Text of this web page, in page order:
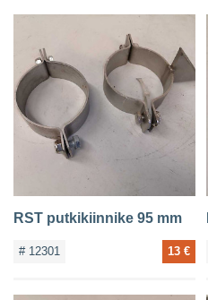
RST putkikiinnike 95 mm
# 12301 13 €